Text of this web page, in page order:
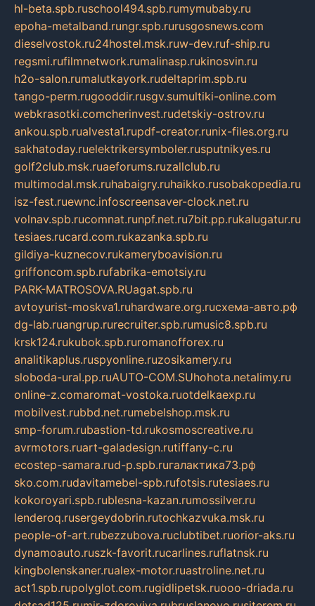
hl-beta.spb.ruschool494.spb.rumymubaby.ru
epoha-metalband.rungr.spb.rurusgosnews.com
dieselvostok.ru24hostel.msk.ruw-dev.ruf-ship.ru
regsmi.rufilmnetwork.rumalinasp.rukinosvin.ru
h2o-salon.rumalutkayork.rudeltaprim.spb.ru
tango-perm.rugooddir.rusgv.sumultiki-online.com
webkrasotki.comcherinvest.rudetskiy-ostrov.ru
ankou.spb.rualvesta1.rupdf-creator.runix-files.org.ru
sakhatoday.ruelektrikersymboler.rusputnikyes.ru
golf2club.msk.ruaeforums.ruzallclub.ru
multimodal.msk.ruhabaigry.ruhaikko.rusobakopedia.ru
isz-fest.ruewnc.infoscreensaver-clock.net.ru
volnav.spb.rucomnat.runpf.net.ru7bit.pp.rukalugatur.ru
tesiaes.rucard.com.rukazanka.spb.ru
gildiya-kuznecov.rukameryboavision.ru
griffoncom.spb.rufabrika-emotsiy.ru
PARK-MATROSOVA.RUagat.spb.ru
avtoyurist-moskva1.ruhardware.org.ruсхема-авто.рф
dg-lab.ruangrup.rurecruiter.spb.rumusic8.spb.ru
krsk124.rukubok.spb.ruromanofforex.ru
analitikaplus.ruspyonline.ruzosikamery.ru
sloboda-ural.pp.ruAUTO-COM.SUhohota.netalimy.ru
online-z.comaromat-vostoka.ruotdelkaexp.ru
mobilvest.rubbd.net.rumebelshop.msk.ru
smp-forum.rubastion-td.rukosmoscreative.ru
avrmotors.ruart-galadesign.rutiffany-c.ru
ecostep-samara.rud-p.spb.ruгалактика73.рф
sko.com.rudavitamebel-spb.rufotsis.rutesiaes.ru
kokoroyari.spb.rublesna-kazan.rumossilver.ru
lenderoq.rusergeydobrin.rutochkazvuka.msk.ru
people-of-art.rubezzubova.ruclubtibet.ruorior-aks.ru
dynamoauto.ruszk-favorit.rucarlines.ruflatnsk.ru
kingbolenskaner.rualex-motor.ruastroline.net.ru
act1.spb.rupolyglot.com.rugidlipetsk.ruooo-driada.ru